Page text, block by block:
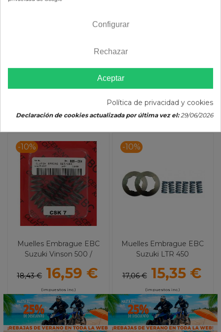
45,69 € 18,43 €
AÑADIR AL CARRITO
-10%
Muelles Embrague EBC
Suzuki Vinson 500 /
18,43 € 16,59 €
(impuestos inc.)
-10%
Muelles Embrague EBC
Suzuki LTR 450
17,06 € 15,35 €
(impuestos inc.)
Configurar
Rechazar
Aceptar
Política de privacidad y cookies
Declaración de cookies actualizada por última vez el:29/06/2026